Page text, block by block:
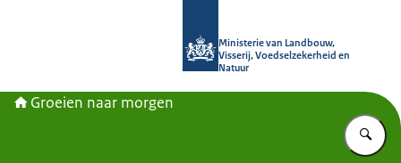
Ministerie van Landbouw,
Visserij, Voedselzekerheid en
Natuur
Groeien naar morgen